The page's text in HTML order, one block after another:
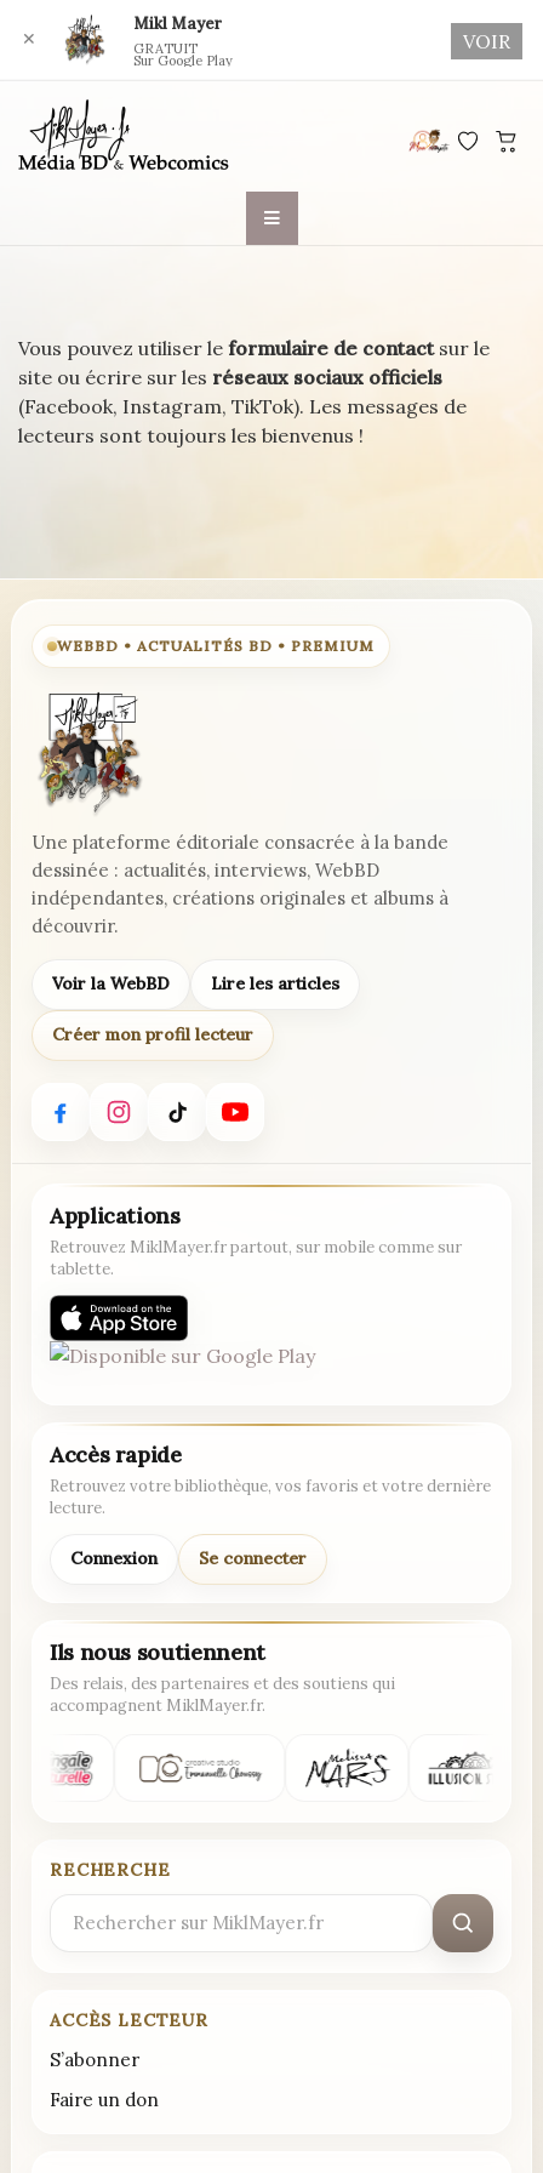
Vous pouvez utiliser le formulaire de contactsur le
site ou écrire sur les réseaux sociaux officiels
(Facebook, Instagram, TikTok). Les messages de
lecteurs sont toujours les bienvenus !
WEBBD • ACTUALITÉS BD • PREMIUM
Une plateforme éditoriale consacrée à la bande
dessinée : actualités, interviews, WebBD
indépendantes, créations originales et albums à
découvrir.
Voir la WebBD Lire les articles
Créer mon profil lecteur
Applications
Retrouvez MiklMayer.fr partout, sur mobile comme sur
tablette.
Accès rapide
Retrouvez votre bibliothèque, vos favoris et votre dernière
lecture.
Connexion Se connecter
Ils nous soutiennent
Des relais, des partenaires et des soutiens qui
accompagnent MiklMayer.fr.
RECHERCHE
Rechercher
ACCÈS LECTEUR
S’abonner
Faire un don
✕
Mikl Mayer
GRATUIT
Sur Google Play
VOIR